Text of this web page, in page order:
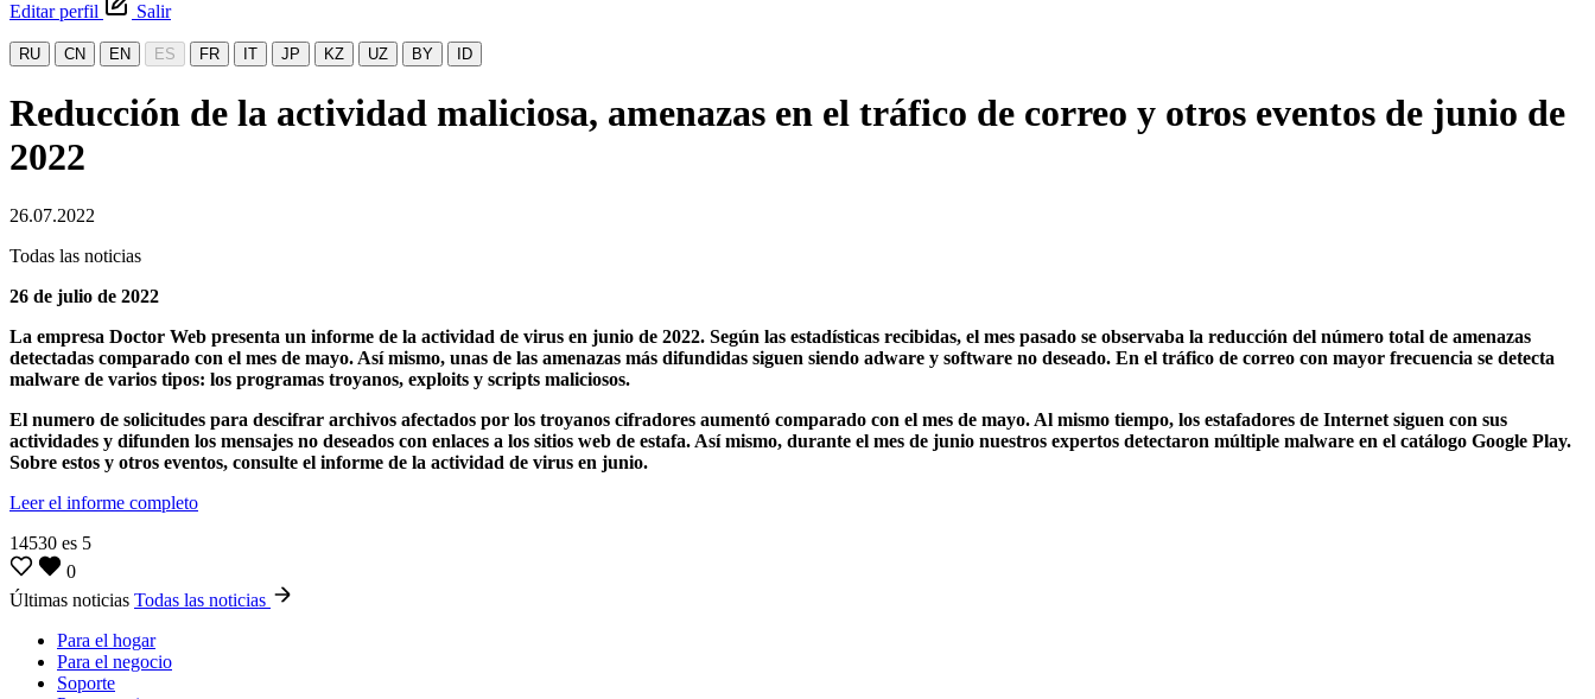
Editar perfil
Salir
RU CN EN ES FR IT JP KZ UZ BY ID
Reducción de la actividad maliciosa, amenazas en el tráfico de correo y otros eventos de junio de
2022
26.07.2022
Todas las noticias
26 de julio de 2022
La empresa Doctor Web presenta un informe de la actividad de virus en junio de 2022. Según las estadísticas recibidas, el mes pasado se observaba la reducción del número total de amenazas
detectadas comparado con el mes de mayo. Así mismo, unas de las amenazas más difundidas siguen siendo adware y software no deseado. En el tráfico de correо con mayor frecuencia se detecta
malware de varios tipos: los programas troyanos, exploits y scripts maliciosos.
El numero de solicitudes para descifrar archivos afectados por los troyanos cifradores aumentó comparado con el mes de mayo. Al mismo tiempo, los estafadores de Internet siguen con sus
actividades y difunden los mensajes no deseados con enlaces a los sitios web de estafa. Así mismo, durante el mes de junio nuestros expertos detectaron múltiple malware en el catálogo Google Play.
Sobre estos y otros eventos, consulte el informe de la actividad de virus en junio.
Leer el informe completo
14530 es 5
0
Últimas noticias Todas las noticias
Para el hogar
Para el negocio
Soporte